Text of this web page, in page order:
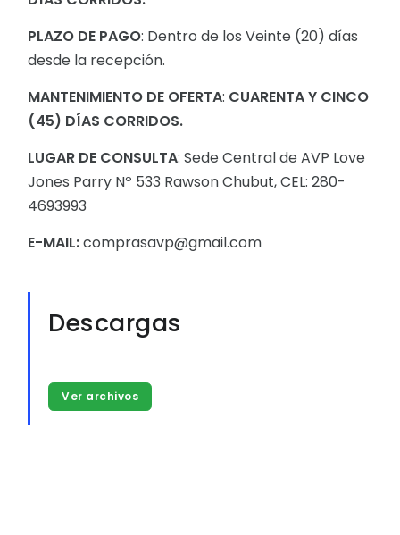
PLAZO DE PAGO: Dentro de los Veinte (20) días
desde la recepción.
MANTENIMIENTO DE OFERTA: CUARENTA Y CINCO
(45) DÍAS CORRIDOS.
LUGAR DE CONSULTA: Sede Central de AVP Love
Jones Parry Nº 533 Rawson Chubut, CEL: 280-
4693993
E-MAIL:comprasavp@gmail.com
Descargas
Ver archivos